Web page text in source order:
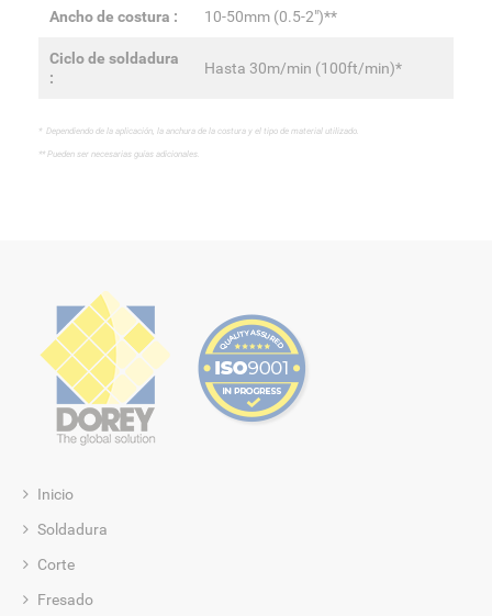
Ancho de costura : 10-50mm (0.5-2")**
Ciclo de soldadura
:
Hasta 30m/min (100ft/min)*
* Dependiendo de la aplicación, la anchura de la costura y el tipo de material utilizado.
** Pueden ser necesarias guías adicionales.
Inicio
Soldadura
Corte
Fresado